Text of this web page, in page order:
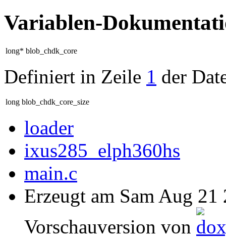
Variablen-
long* blob_chdk_core
Definiert in Zeile 1 der
long blob_chdk_core_size
loader
ixus285_elph360hs
main.c
Erzeugt am Sam Aug
Vorschauversion von